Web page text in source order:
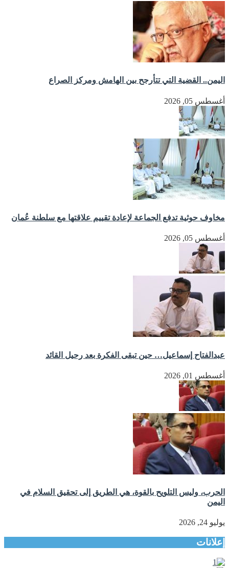
اليمن.. القضية التي تتأرجح بين الهامش ومركز الصراع
أغسطس 05, 2026
مخاوف حوثية تدفع الجماعة لإعادة تقييم علاقتها مع سلطنة عُمان
أغسطس 05, 2026
عبدالفتاح إسماعيل… حين تبقى الفكرة بعد رحيل القائد
أغسطس 01, 2026
الحرب، وليس التلويح بالقوة، هي الطريق إلى تحقيق السلام في
اليمن
يوليو 24, 2026
إعلانات